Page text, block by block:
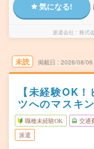
気になる!
派遣会社 株式
未読 掲載日 2026/08/06
【未経験OK
ツへのマスキ
職種未経験OK 交通
派遣